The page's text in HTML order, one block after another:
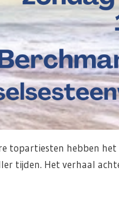
topartiesten hebben
tijden. Het verhaal